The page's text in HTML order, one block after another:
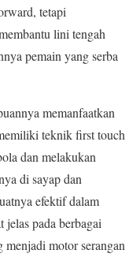
tetapi
lini tengah
pemain yang serba
memanfaatkan
teknik first touch
dan melakukan
di sayap dan
efektif dalam
pada berbagai
motor serangan